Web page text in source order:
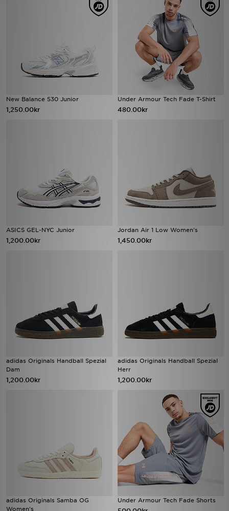
New Balance 530 Junior
1,250.00kr
Under Armour Tech Fade T-Shirt
480.00kr
ASICS GEL-NYC Junior
1,200.00kr
Jordan Air 1 Low Women's
1,450.00kr
adidas Originals Handball Spezial
Dam
1,200.00kr
adidas Originals Handball Spezial
Herr
1,200.00kr
adidas Originals Samba OG
Women's
Under Armour Tech Fade Shorts